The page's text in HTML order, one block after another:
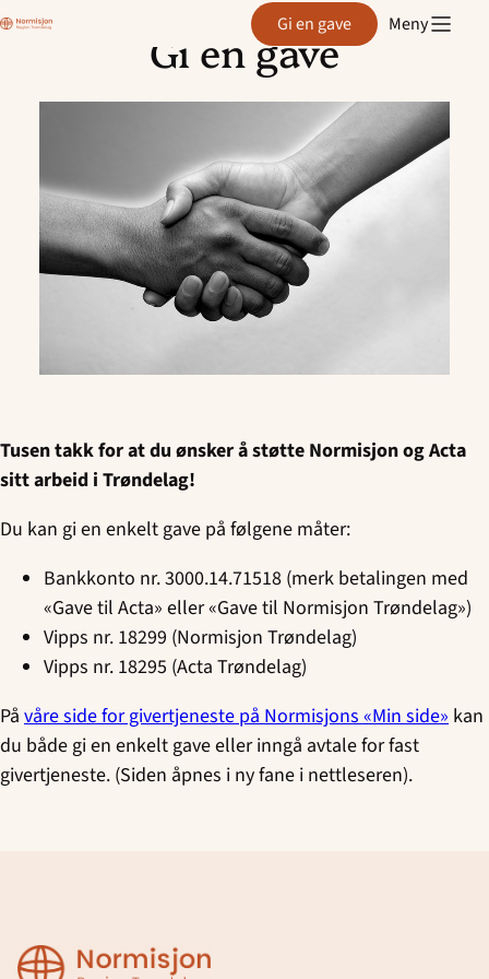
Region Gi en gave Meny
Gi en gave
Tusen takk for at du ønsker å støtte Normisjon og Acta
sitt arbeid i Trøndelag!
Du kan gi en enkelt gave på følgene måter:
Bankkonto nr. 3000.14.71518 (merk betalingen med
«Gave til Acta» eller «Gave til Normisjon Trøndelag»)
Vipps nr. 18299 (Normisjon Trøndelag)
Vipps nr. 18295 (Acta Trøndelag)
På våre side for givertjeneste på Normisjons «Min side» kan
du både gi en enkelt gave eller inngå avtale for fast
givertjeneste. (Siden åpnes i ny fane i nettleseren).
Normisjon
Region